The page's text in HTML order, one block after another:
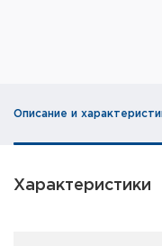
Опоры и станки
Термосы,
Описание и
Характеристики